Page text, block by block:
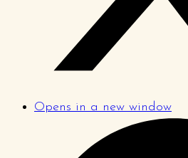
Opens in a new window